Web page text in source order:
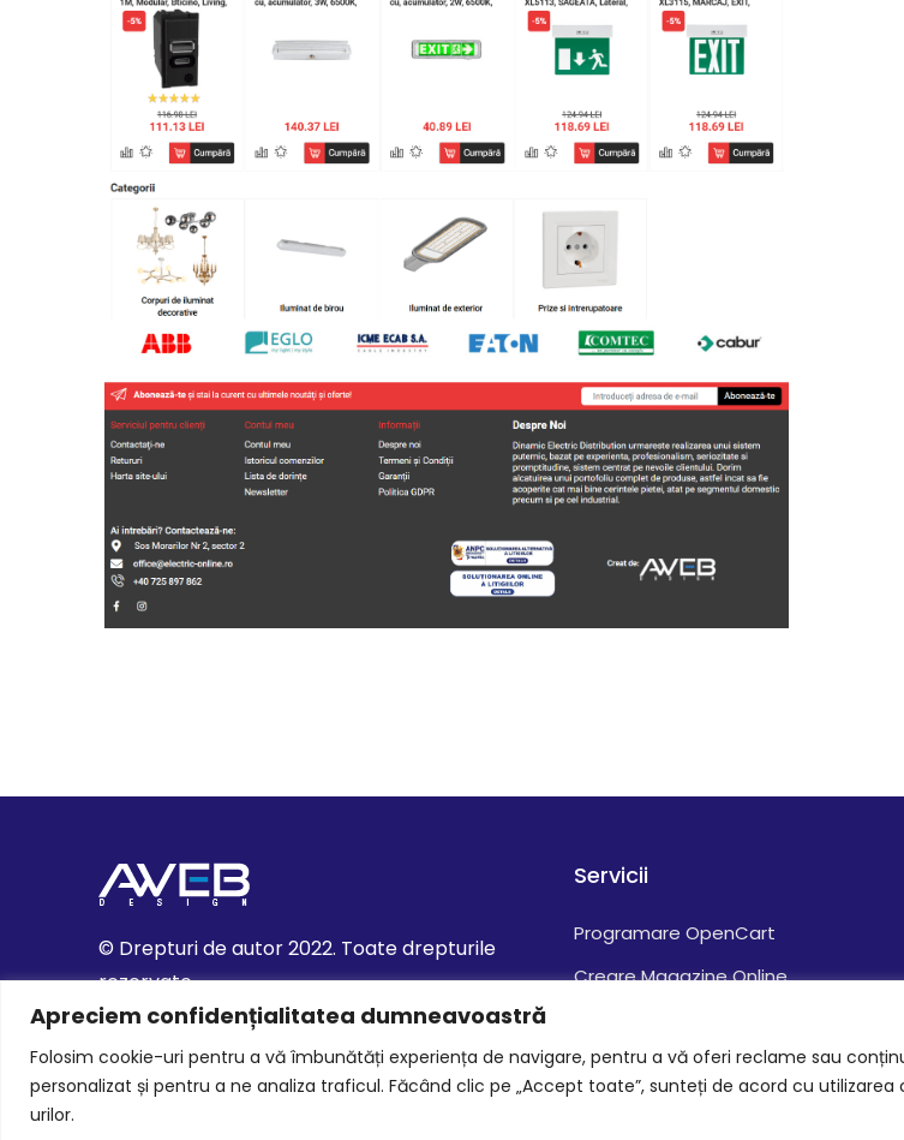
Apreciem confidențialitatea dumneavoastră
Folosim cookie-uri pentru a vă îmbunătăți experiența de navigare, pentru a vă oferi reclame sau
personalizat și pentru a ne analiza traficul. Făcând clic pe „Accept toate”, sunteți de acord cu utilizarea
urilor.
© Drepturi de autor 2022. Toate drepturile
rezervate.
Adresa: Str. George Ranetti, nr. 15, Bucuresti
Telefon:
(+40) 787 584 665
Servicii
Programare OpenCart
Creare Magazine Online
+4.0787.584.665